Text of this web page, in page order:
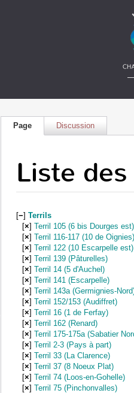
Page Discussion
Liste
[−] Terrils
[×]Terril 105 (6 bis Dourges est)
[×]Terril 116-117 (10 de
[×]Terril 122 (10 Escarpelle est)
[×]Terril 139 (Pâturelles)
[×]Terril 14 (5 d'Auchel)
[×]Terril 141 (Escarpelle)
[×]Terril 143a (Germignies-
[×]Terril 152/153 (Audiffret)
[×]Terril 16 (1 de Ferfay)
[×]Terril 162 (Renard)
[×]Terril 175-175a (Sabatier
[×]Terril 2-3 (Pays à part)
[×]Terril 33 (La Clarence)
[×]Terril 37 (8 Noeux Plat)
[×]Terril 74 (Loos-en-Gohelle)
[×]Terril 75 (Pinchonvalles)